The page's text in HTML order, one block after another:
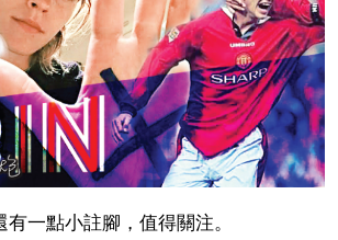
一點小註腳，值得關注。